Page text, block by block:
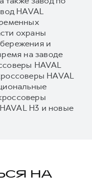
HAVAL
охраны
и
на заводе
HAVAL
HAVAL
H3 и новые
НА